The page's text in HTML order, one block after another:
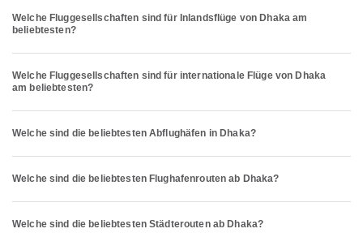
Welche Fluggesellschaften sind für Inlandsflüge von Dhaka am
beliebtesten?
Welche Fluggesellschaften sind für internationale Flüge von Dhaka
am beliebtesten?
Welche sind die beliebtesten Abflughäfen in Dhaka?
Welche sind die beliebtesten Flughafenrouten ab Dhaka?
Welche sind die beliebtesten Städterouten ab Dhaka?